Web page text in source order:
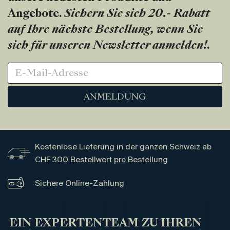
Angebote. Sichern Sie sich 20.- Rabatt
auf Ihre nächste Bestellung, wenn Sie
sich für unseren Newsletter anmelden!.
ANMELDUNG
Kostenlose Lieferung in der ganzen Schweiz ab
CHF 300 Bestellwert pro Bestellung
Sichere Online-Zahlung
EIN EXPERTENTEAM ZU IHREN